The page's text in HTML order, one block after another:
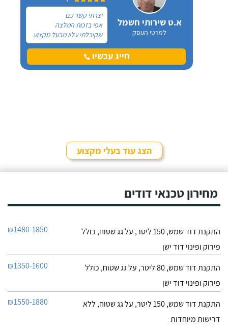
א.ט שירותי חשמל
לפרטי העסק
יצרתי קשר עם
אפי בזכות המלצה
שקיבלתי עליו מבעל מקצוע
אחר ובסופו של דבר,
התרשמתי ממנו לטובה
בשיחת הטלפון אז הזמנתי
חייג עכשיו
הצג עוד בעלי מקצוע
מחירון טכנאי דודים
התקנת דוד שמש, 150 ליטר, על גג שטוח, כולל
פירוק ופינוי דוד ישן
₪1480-1850
התקנת דוד שמש, 80 ליטר, על גג שטוח, כולל
פירוק ופינוי דוד ישן
₪1350-1600
התקנת דוד שמש, 150 ליטר, על גג שטוח, ללא
דרישות מיוחדות
₪1550-1880